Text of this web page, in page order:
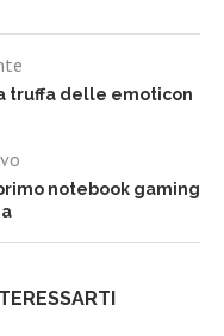
truffa delle emoticon
notebook gaming